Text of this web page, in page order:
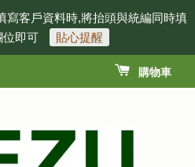
寫客戶資料時,將抬頭與統編同時填
位即可
貼心提醒
購物車